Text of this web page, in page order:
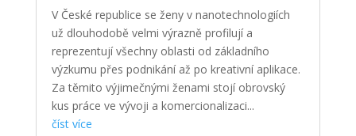
V České republice se ženy v nanotechnologiích
už dlouhodobě velmi výrazně profilují a
reprezentují všechny oblasti od základního
výzkumu přes podnikání až po kreativní aplikace.
Za těmito výjimečnými ženami stojí obrovský
kus práce ve vývoji a komercionalizaci...
číst více